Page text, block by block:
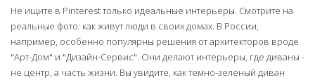
Не ищите в Pinterest только идеальные интерьеры. Смотрите на
реальные фото: как живут люди в своих домах. В России,
например, особенно популярны решения от архитекторов вроде
"Арт-Дом" и "Дизайн-Сервис". Они делают интерьеры, где диваны -
не центр, а часть жизни. Вы увидите, как темно-зеленый диван